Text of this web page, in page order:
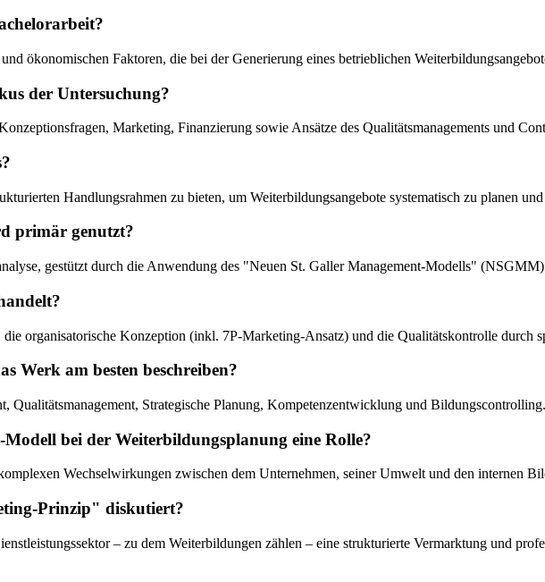
ökonomischen Faktoren, die bei der Generierung eines betrieblichen
der Untersuchung?
Marketing, Finanzierung sowie Ansätze des Qualitätsmanagements und
Handlungsrahmen zu bieten, um Weiterbildungsangebote systematisch zu planen
primär genutzt?
gestützt durch die Anwendung des "Neuen St. Galler Management-Modells"
organisatorische Konzeption (inkl. 7P-Marketing-Ansatz) und die Qualitätskontrolle durch
Werk am besten beschreiben?
Qualitätsmanagement, Strategische Planung, Kompetenzentwicklung und Bildungscontrolling.
bei der Weiterbildungsplanung eine Rolle?
Wechselwirkungen zwischen dem Unternehmen, seiner Umwelt und den internen
Prinzip" diskutiert?
– zu dem Weiterbildungen zählen – eine strukturierte Vermarktung und